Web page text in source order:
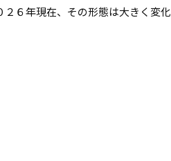
６年現在、その形態は大きく変化